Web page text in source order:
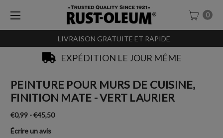
LIVRAISON GRATUITE ET RAPIDE
0
EXPÉDITION LE JOUR MÊME
PEINTURE POUR MURS DE CUISINE,
FINITION MATE - VERT LAURIER
€0,99 - €45,50
Écrire un avis